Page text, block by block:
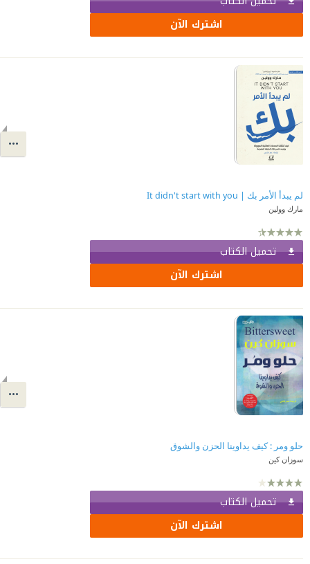
اشترك الآن
لم يبدأ الأمر بك | It didn't start with you
مارك وولين
تحميل الكتاب
اشترك الآن
حلو ومر : كيف يداوينا الحزن والشوق
سوزان كين
تحميل الكتاب
اشترك الآن